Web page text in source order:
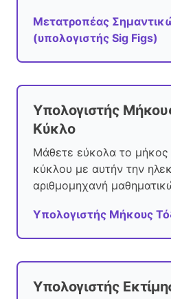
Μετατροπέας
(υπολογιστής Sig Figs)
Υπολογιστής
Κύκλο
Μάθετε εύκολα το μήκος
κύκλου με αυτήν την
αριθμομηχανή
Υπολογιστής Μήκους
Υπολογιστής